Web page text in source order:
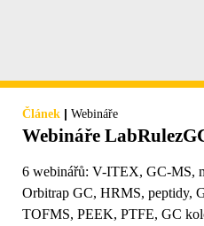
Článek | Webináře
Webináře
6 webinářů: V-ITEX, GC-MS,
Orbitrap GC, HRMS, peptidy,
TOFMS, PEEK, PTFE, GC